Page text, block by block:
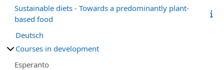
Sustainable diets - Towards a predominantly plant-
based food
Deutsch
Courses in development
Esperanto